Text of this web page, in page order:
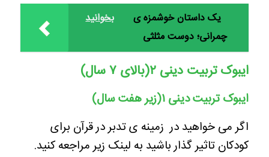
بخوانید
یک داستان خوشمزه ی
چمرانی؛ دوست مثلثی
ایبوک تربیت دینی ۲(بالای ۷ سال)
ایبوک تربیت دینی ۱(زیر هفت سال)
اگر می خواهید در زمینه ی تدبر در قرآن برای
کودکان تاثیر گذار باشید به لینک زیر مراجعه کنید.